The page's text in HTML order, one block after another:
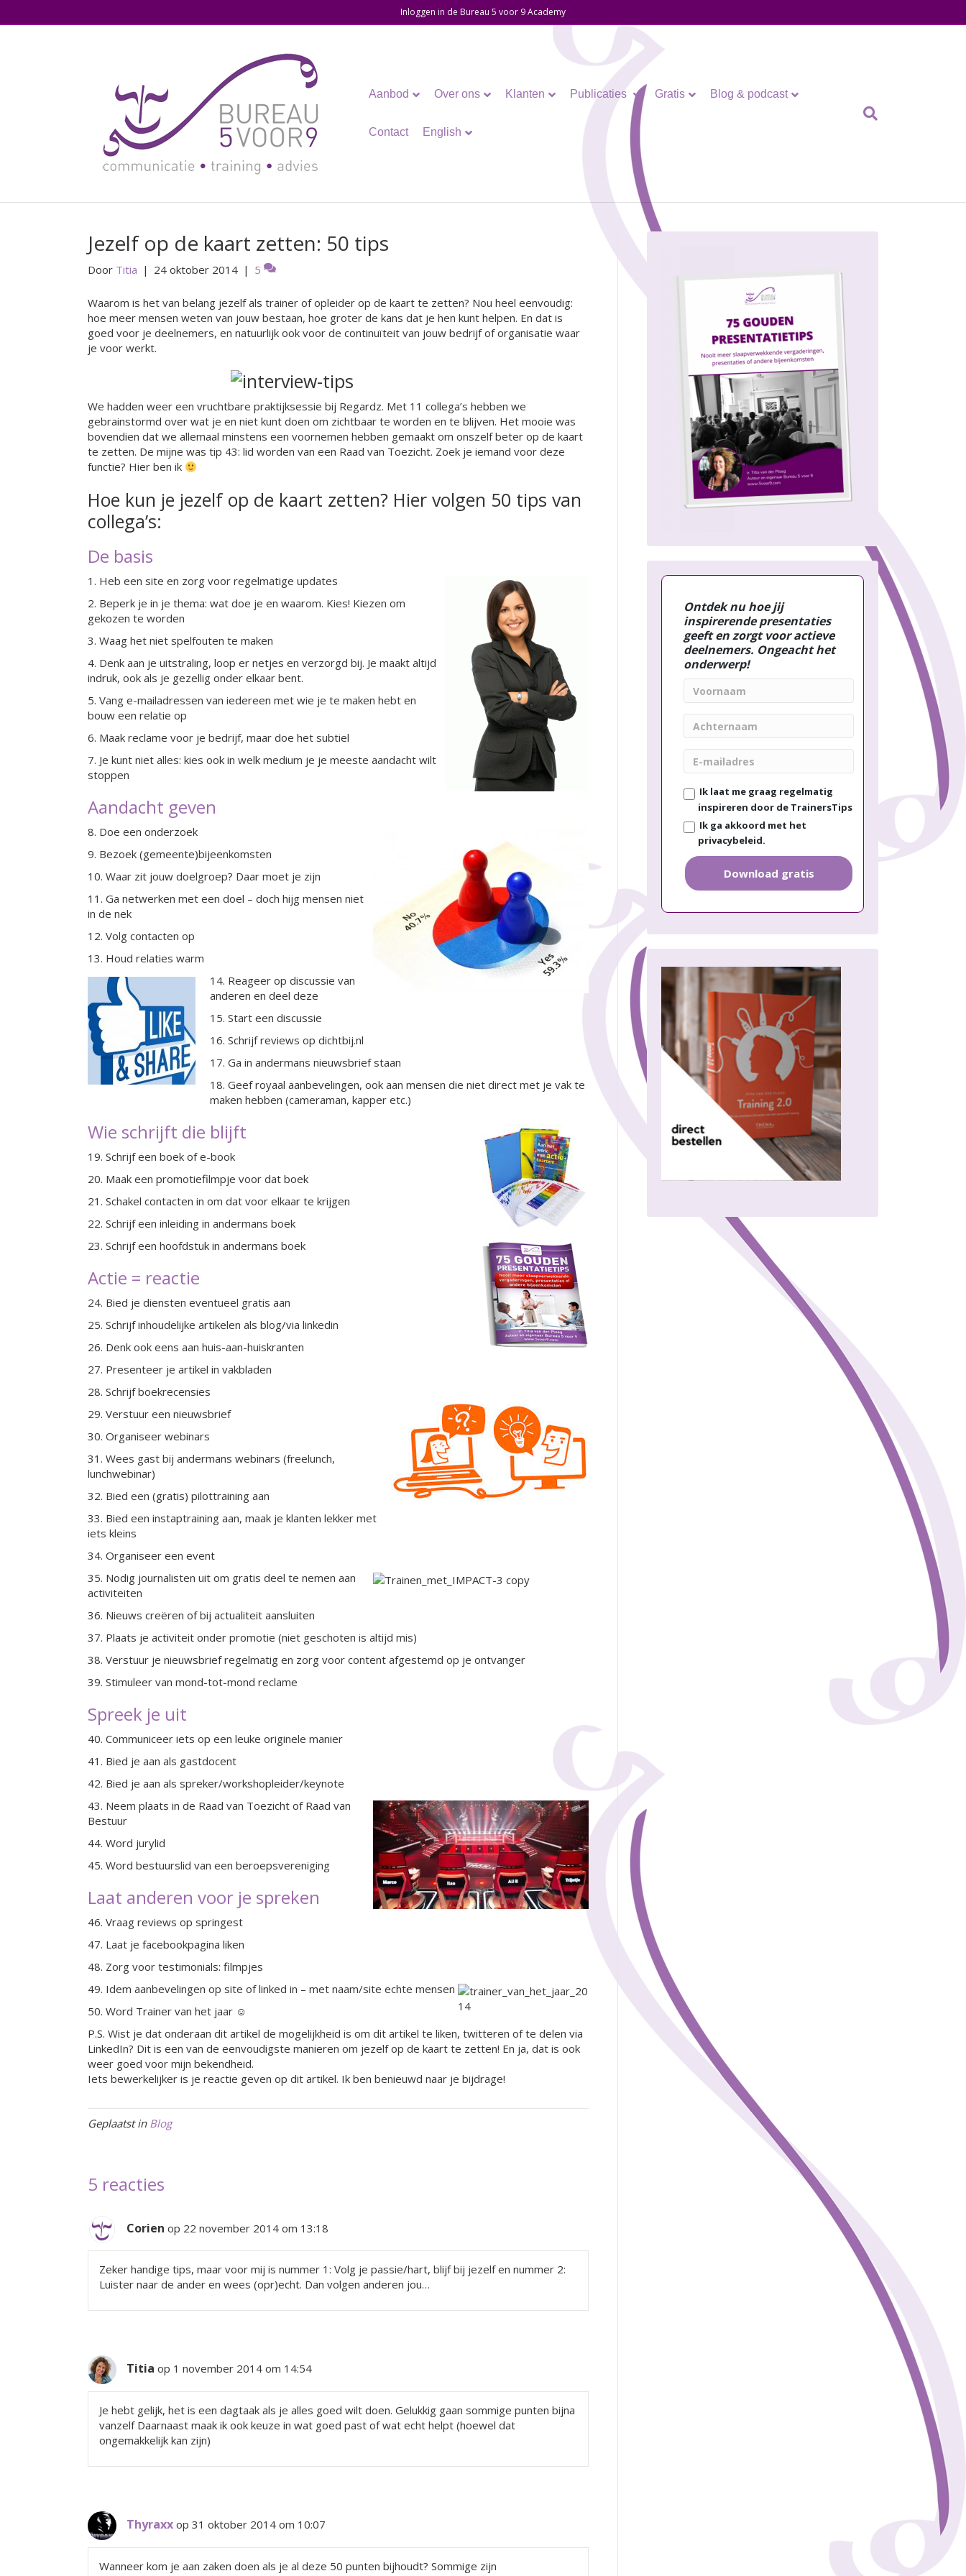
Inloggen in de Bureau 5 voor 9 Academy
Aanbod Over ons Klanten Publicaties Gratis Blog & podcast
Contact English
Jezelf op de kaart zetten: 50 tips
Door Titia | 24 oktober 2014 | 5
Waarom is het van belang jezelf als trainer of opleider op de kaart te zetten? Nou heel eenvoudig:
hoe meer mensen weten van jouw bestaan, hoe groter de kans dat je hen kunt helpen. En dat is
goed voor je deelnemers, en natuurlijk ook voor de continuïteit van jouw bedrijf of organisatie waar
je voor werkt.
We hadden weer een vruchtbare praktijksessie bij Regardz. Met 11 collega’s hebben we
gebrainstormd over wat je en niet kunt doen om zichtbaar te worden en te blijven. Het mooie was
bovendien dat we allemaal minstens een voornemen hebben gemaakt om onszelf beter op de kaart
te zetten. De mijne was tip 43: lid worden van een Raad van Toezicht. Zoek je iemand voor deze
functie? Hier ben ik
Hoe kun je jezelf op de kaart zetten? Hier volgen 50 tips van
collega’s:
De basis
1. Heb een site en zorg voor regelmatige updates
2. Beperk je in je thema: wat doe je en waarom. Kies! Kiezen om
gekozen te worden
3. Waag het niet spelfouten te maken
4. Denk aan je uitstraling, loop er netjes en verzorgd bij. Je maakt altijd
indruk, ook als je gezellig onder elkaar bent.
5. Vang e-mailadressen van iedereen met wie je te maken hebt en
bouw een relatie op
6. Maak reclame voor je bedrijf, maar doe het subtiel
7. Je kunt niet alles: kies ook in welk medium je je meeste aandacht wilt
stoppen
Aandacht geven
8. Doe een onderzoek
9. Bezoek (gemeente)bijeenkomsten
10. Waar zit jouw doelgroep? Daar moet je zijn
11. Ga netwerken met een doel – doch hijg mensen niet
in de nek
12. Volg contacten op
13. Houd relaties warm
14. Reageer op discussie van
anderen en deel deze
15. Start een discussie
16. Schrijf reviews op dichtbij.nl
17. Ga in andermans nieuwsbrief staan
18. Geef royaal aanbevelingen, ook aan mensen die niet direct met je vak te
maken hebben (cameraman, kapper etc.)
Wie schrijft die blijft
19. Schrijf een boek of e-book
20. Maak een promotiefilmpje voor dat boek
21. Schakel contacten in om dat voor elkaar te krijgen
22. Schrijf een inleiding in andermans boek
23. Schrijf een hoofdstuk in andermans boek
Actie = reactie
24. Bied je diensten eventueel gratis aan
25. Schrijf inhoudelijke artikelen als blog/via linkedin
26. Denk ook eens aan huis-aan-huiskranten
27. Presenteer je artikel in vakbladen
28. Schrijf boekrecensies
29. Verstuur een nieuwsbrief
30. Organiseer webinars
31. Wees gast bij andermans webinars (freelunch,
lunchwebinar)
32. Bied een (gratis) pilottraining aan
33. Bied een instaptraining aan, maak je klanten lekker met
iets kleins
34. Organiseer een event
35. Nodig journalisten uit om gratis deel te nemen aan
activiteiten
36. Nieuws creëren of bij actualiteit aansluiten
37. Plaats je activiteit onder promotie (niet geschoten is altijd mis)
38. Verstuur je nieuwsbrief regelmatig en zorg voor content afgestemd op je ontvanger
39. Stimuleer van mond-tot-mond reclame
Spreek je uit
40. Communiceer iets op een leuke originele manier
41. Bied je aan als gastdocent
42. Bied je aan als spreker/workshopleider/keynote
43. Neem plaats in de Raad van Toezicht of Raad van
Bestuur
44. Word jurylid
45. Word bestuurslid van een beroepsvereniging
Laat anderen voor je spreken
46. Vraag reviews op springest
47. Laat je facebookpagina liken
48. Zorg voor testimonials: filmpjes
49. Idem aanbevelingen op site of linked in – met naam/site echte mensen
50. Word Trainer van het jaar ☺
P.S. Wist je dat onderaan dit artikel de mogelijkheid is om dit artikel te liken, twitteren of te delen via
LinkedIn? Dit is een van de eenvoudigste manieren om jezelf op de kaart te zetten! En ja, dat is ook
weer goed voor mijn bekendheid.
Iets bewerkelijker is je reactie geven op dit artikel. Ik ben benieuwd naar je bijdrage!
Geplaatst in Blog
5 reacties
Corien op 22 november 2014 om 13:18
Zeker handige tips, maar voor mij is nummer 1: Volg je passie/hart, blijf bij jezelf en nummer 2:
Luister naar de ander en wees (opr)echt. Dan volgen anderen jou…
Titia op 1 november 2014 om 14:54
Je hebt gelijk, het is een dagtaak als je alles goed wilt doen. Gelukkig gaan sommige punten bijna
vanzelf Daarnaast maak ik ook keuze in wat goed past of wat echt helpt (hoewel dat
ongemakkelijk kan zijn)
Thyraxx op 31 oktober 2014 om 10:07
Wanneer kom je aan zaken doen als je al deze 50 punten bijhoudt? Sommige zijn
Ontdek nu hoe jij
inspirerende presentaties
geeft en zorgt voor actieve
deelnemers. Ongeacht het
onderwerp!
o
o
a
m
c
h
r
a
a
-
a
l
r
e
Ik laat me graag regelmatig
inspireren door de TrainersTips
Ik ga akkoord met het
privacybeleid.
Download gratis